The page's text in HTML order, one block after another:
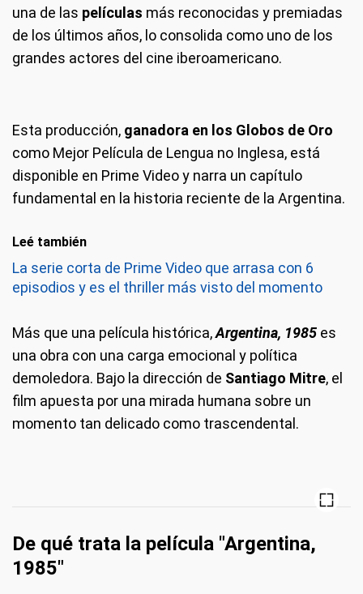
una de las películas más reconocidas y premiadas
de los últimos años, lo consolida como uno de los
grandes actores del cine iberoamericano.
Esta producción, ganadora en los Globos de Oro
como Mejor Película de Lengua no Inglesa, está
disponible en Prime Video y narra un capítulo
fundamental en la historia reciente de la Argentina.
Leé también
La serie corta de Prime Video que arrasa con 6
episodios y es el thriller más visto del momento
Más que una película histórica,Argentina, 1985 es
una obra con una carga emocional y política
demoledora. Bajo la dirección de Santiago Mitre, el
film apuesta por una mirada humana sobre un
momento tan delicado como trascendental.
De qué trata la película "Argentina,
1985"